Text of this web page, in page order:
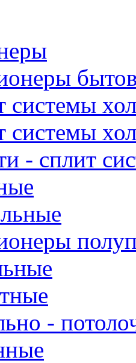
системы
системы
- сплит
-